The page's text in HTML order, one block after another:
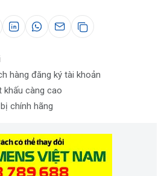
hàng đăng ký tài khoản
khấu càng cao
chính hãng